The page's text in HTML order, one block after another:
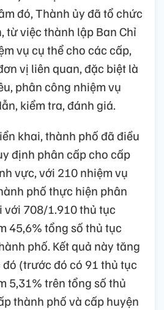
đó, Thành ủy đã tổ chức
từ việc thành lập Ban Chỉ
vụ cụ thể cho các cấp,
vị liên quan, đặc biệt là
phân công nhiệm vụ
kiểm tra, đánh giá.
khai, thành phố đã điều
định phân cấp cho cấp
vực, với 210 nhiệm vụ
phố thực hiện phân
với 708/1.910 thủ tục
45,6% tổng số thủ tục
phố. Kết quả này tăng
(trước đó có 91 thủ tục
5,31% trên tổng số thủ
thành phố và cấp huyện